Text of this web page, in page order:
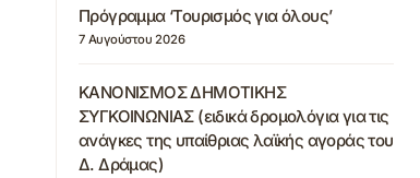
Πρόγραμμα ‘Τουρισμός για όλους’
7 Αυγούστου 2026
ΚΑΝΟΝΙΣΜΟΣ ΔΗΜΟΤΙΚΗΣ
ΣΥΓΚΟΙΝΩΝΙΑΣ (ειδικά δρομολόγια για τις
ανάγκες της υπαίθριας λαϊκής αγοράς του
Δ. Δράμας)